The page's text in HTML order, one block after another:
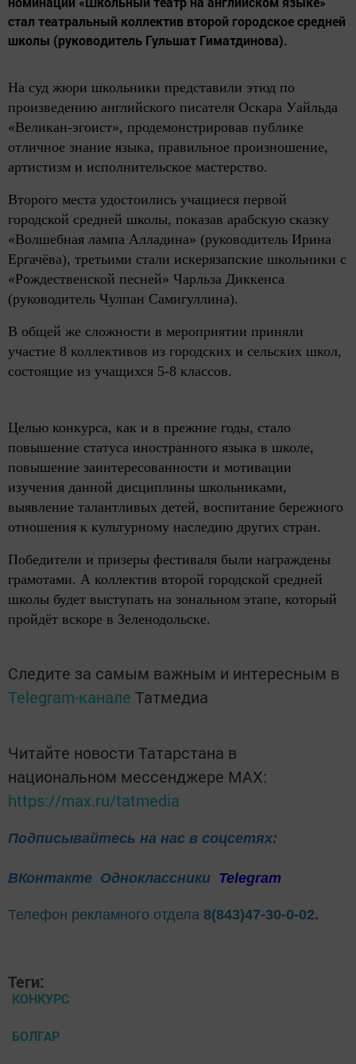
стал театральный коллектив второй городское средней
школы (руководитель Гульшат Гиматдинова).
На суд жюри школьники представили этюд по
произведению английского писателя Оскара Уайльда
«Великан-эгоист», продемонстрировав публике
отличное знание языка, правильное произношение,
артистизм и исполнительское мастерство.
Второго места удостоились учащиеся первой
городской средней школы, показав арабскую сказку
«Волшебная лампа Алладина» (руководитель Ирина
Ергачёва), третьими стали искерязапские школьники с
«Рождественской песней» Чарльза Диккенса
(руководитель Чулпан Самигуллина).
В общей же сложности в мероприятии приняли
участие 8 коллективов из городских и сельских школ,
состоящие из учащихся 5-8 классов.
Целью конкурса, как и в прежние годы, стало
повышение статуса иностранного языка в школе,
повышение заинтересованности и мотивации
изучения данной дисциплины школьниками,
выявление талантливых детей, воспитание бережного
отношения к культурному наследию других стран.
Победители и призеры фестиваля были награждены
грамотами. А коллектив второй городской средней
школы будет выступать на зональном этапе, который
пройдёт вскоре в Зеленодольске.
Следите за самым важным и интересным в
Telegram-канале Татмедиа
Читайте новости Татарстана в
национальном мессенджере MАХ:
https://max.ru/tatmedia
Подписывайтесь на нас в соцсетях:
ВКонтакте Одноклассники Telegram
Телефон рекламного отдела 8(843)47-30-0-02.
Теги:
КОНКУРС
БОЛГАР